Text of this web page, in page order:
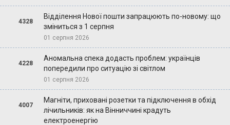
4328
Відділення Нової пошти запрацюють по-новому: що
зміниться з 1 серпня
01 серпня 2026
4228
Аномальна спека додасть проблем: українців
попередили про ситуацію зі світлом
01 серпня 2026
4007
Магніти, приховані розетки та підключення в обхід
лічильників: як на Вінниччині крадуть
електроенергію